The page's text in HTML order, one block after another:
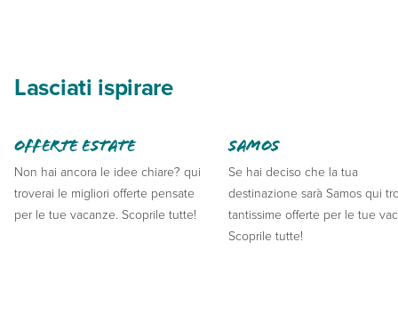
Lasciati ispirare
Offerte Estate
Non hai ancora le idee chiare? qui
troverai le migliori offerte pensate
per le tue vacanze. Scoprile tutte!
Samos
Se hai deciso che la tua
destinazione sarà Samos qui
tantissime offerte per le tue
Scoprile tutte!